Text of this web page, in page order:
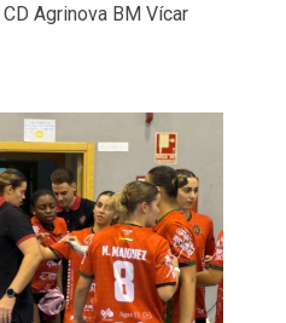
Agrinova BM Vícar